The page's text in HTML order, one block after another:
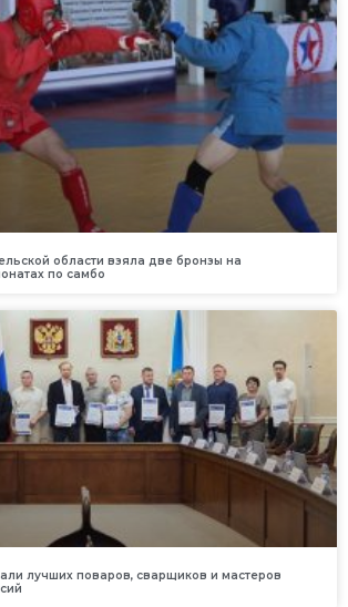
области взяла две бронзы на
по самбо
лучших поваров, сварщиков и мастеров